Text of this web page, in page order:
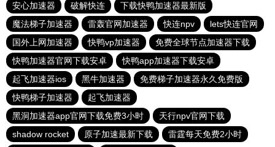
安心加速器
破解快连
下载快鸭加速器最新版
魔法梯子加速器
雷轰官网加速器 快连npv
lets快连官网
国外上网加速器
快鸭vp加速器
免费全球节点加速器下载
快鸭加速器官网下载安卓
快鸭app加速器下载安卓
起飞加速器ios
黑牛加速器
免费梯子加速器永久免费版
快鸭梯子加速器
起飞加速器
黑洞加速器app官网下载免费3小时
天行npv官网下载
shadow rocket
原子加速最新下载
雷霆每天免费2小时